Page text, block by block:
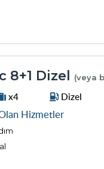
8+1 Dizel (veya
x4 Dizel
Hizmetler